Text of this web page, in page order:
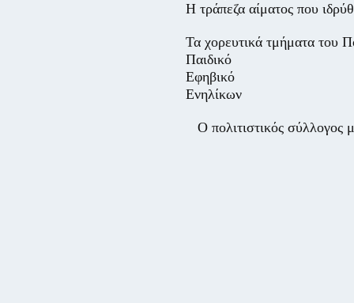
Η τράπεζα αίματος που
Τα χορευτικά τμήματα του
Παιδικό
Εφηβικό
Ενηλίκων
Ο πολιτιστικός σύλλογος